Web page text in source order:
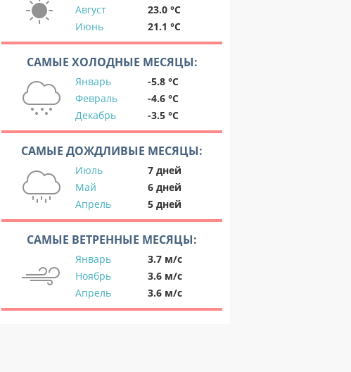
Август
23.0 °C
Июнь
21.1 °C
САМЫЕ ХОЛОДНЫЕ МЕСЯЦЫ:
Январь
-5.8 °C
Февраль
-4.6 °C
Декабрь
-3.5 °C
САМЫЕ ДОЖДЛИВЫЕ МЕСЯЦЫ:
Июль
7 дней
Май
6 дней
Апрель
5 дней
САМЫЕ ВЕТРЕННЫЕ МЕСЯЦЫ:
Январь
3.7 м/с
Ноябрь
3.6 м/с
Апрель
3.6 м/с